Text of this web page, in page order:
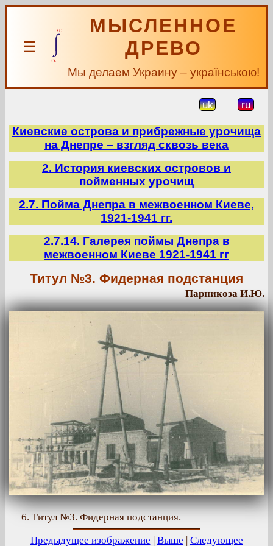
☰
МЫСЛЕННОЕ
ДРЕВО
Мы делаем Украину – українською!
uk ru
Киевские острова и прибрежные урочища
на Днепре – взгляд сквозь века
2. История киевских островов и
пойменных урочищ
2.7. Пойма Днепра в межвоенном Киеве,
1921-1941 гг.
2.7.14. Галерея поймы Днепра в
межвоенном Киеве 1921-1941 гг
Титул №3. Фидерная подстанция
Парникоза И.Ю.
6. Титул №3. Фидерная подстанция.
Предыдущее изображение
Выше Следующее